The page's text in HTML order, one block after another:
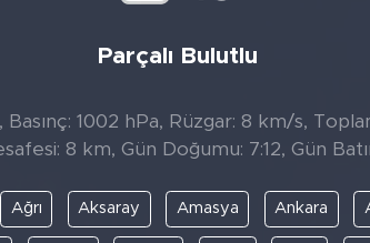
Parçalı Bulutlu
, Basınç: 1002 hPa, Rüzgar: 8 km/s,
8 km, Gün Doğumu: 7:12, Gün
Ağrı Aksaray Amasya Ankara